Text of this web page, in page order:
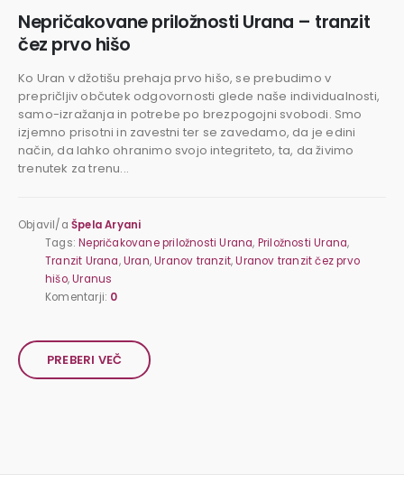
Nepričakovane priložnosti Urana – tranzit
čez prvo hišo
Ko Uran v džotišu prehaja prvo hišo, se prebudimo v
prepričljiv občutek odgovornosti glede naše individualnosti,
samo-izražanja in potrebe po brezpogojni svobodi. Smo
izjemno prisotni in zavestni ter se zavedamo, da je edini
način, da lahko ohranimo svojo integriteto, ta, da živimo
trenutek za trenu...
Objavil/a Špela Aryani
Tags:Nepričakovane priložnosti Urana, Priložnosti Urana,
Tranzit Urana,Uran,Uranov tranzit,Uranov tranzit čez prvo
hišo,Uranus
Komentarji: 0
PREBERI VEČ